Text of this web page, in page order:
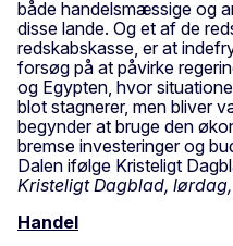
både handelsmæssige og
disse lande. Og et af de
redskabskasse, er at
forsøg på at påvirke
og Egypten, hvor
blot stagnerer, men bliver
begynder at bruge den
bremse investeringer og
Dalen ifølge Kristeligt
Kristeligt Dagblad, lørdag,
Handel